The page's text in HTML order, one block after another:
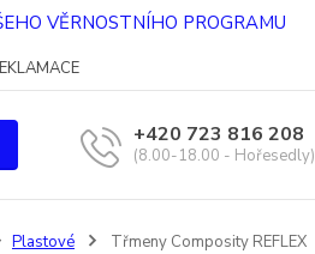
VĚRNOSTNÍHO PROGRAMU
+420 723 816 208
(8.00-18.00 - Hořesedly)
Plastové Třmeny Composity REFLEX